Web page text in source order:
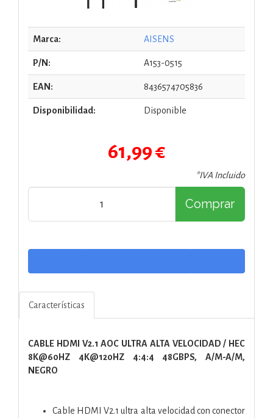
Marca: AISENS
P/N: A153-0515
EAN: 8436574705836
Disponibilidad: Disponible
61,99 €
*IVA Incluido
Comprar
Características
CABLE HDMI V2.1 AOC ULTRA ALTA VELOCIDAD / HEC
8K@60HZ 4K@120HZ 4:4:4 48GBPS, A/M-A/M,
NEGRO
Cable HDMI V2.1 ultra alta velocidad con conector